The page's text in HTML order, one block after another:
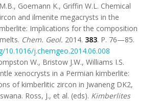
Goemann K., Griffin W.L. Chemical
and ilmenite megacrysts in the
Implications for the composition
Chem. Geol. 2014. 383. P. 76—85.
10.1016/j.chemgeo.2014.06.008
W., Bristow J.W., Williams I.S.
xenocrysts in a Permian kimberlite:
of kimberlitic zircon in Jwaneng DK2,
Ross, J., et al. (eds). Kimberlites